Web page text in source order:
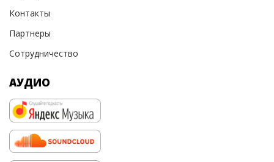
Контакты
Партнеры
Сотрудничество
АУДИО